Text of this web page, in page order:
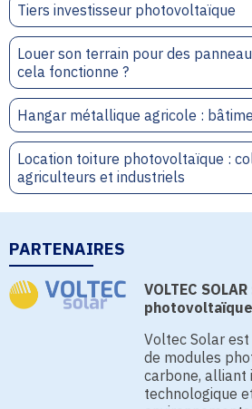
Tiers investisseur photovoltaïque
Louer son terrain pour des
cela fonctionne ?
Hangar métallique agricole :
Location toiture photovoltaïque :
agriculteurs et industriels
PARTENAIRES
VOLTEC
Voltec Solar
de modules
carbone, alliant
technologique